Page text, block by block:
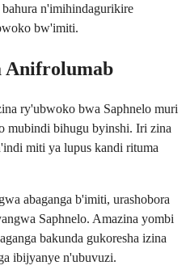
n'imihindagurikire
bw'imiti.
Anifrolumab
ry'ubwoko bwa Saphnelo muri
mubindi bihugu byinshi. Iri zina
miti ya lupus kandi rituma
abaganga b'imiti, urashobora
Saphnelo. Amazina yombi
bakunda gukoresha izina
ibijyanye n'ubuvuzi.